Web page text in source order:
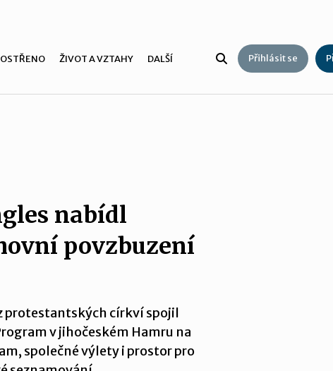
ŽIVOT A VZTAHY DALŠÍ Přihlásit se
nabídl
povzbuzení
protestantských církví spojil
v jihočeském Hamru na
společné výlety i prostor pro